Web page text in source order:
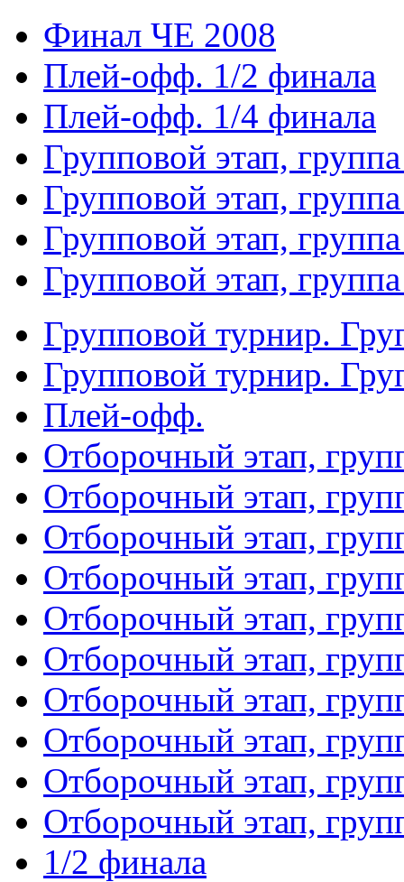
Финал ЧЕ 2008
Плей-офф. 1/2 финала
Плей-офф. 1/4 финала
Групповой этап,
Групповой этап,
Групповой этап,
Групповой этап,
Групповой турнир.
Групповой турнир.
Плей-офф.
Отборочный этап,
Отборочный этап,
Отборочный этап,
Отборочный этап,
Отборочный этап,
Отборочный этап,
Отборочный этап,
Отборочный этап,
Отборочный этап,
Отборочный этап,
1/2 финала